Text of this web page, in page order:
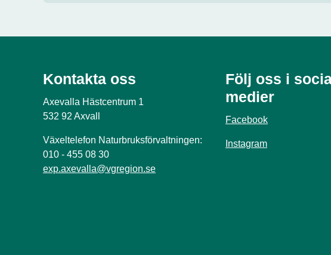
Kontakta oss
Axevalla Hästcentrum 1
532 92 Axvall
Växeltelefon Naturbruksförvaltningen:
010 - 455 08 30
exp.axevalla@vgregion.se
Följ oss i
medier
Facebook
Instagram